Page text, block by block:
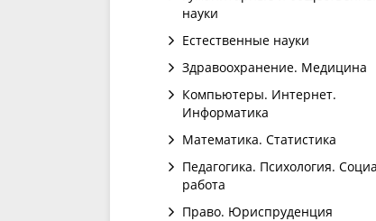
науки
Естественные науки
Здравоохранение. Медицина
Компьютеры. Интернет.
Информатика
Математика. Статистика
Педагогика. Психология.
работа
Право. Юриспруденция